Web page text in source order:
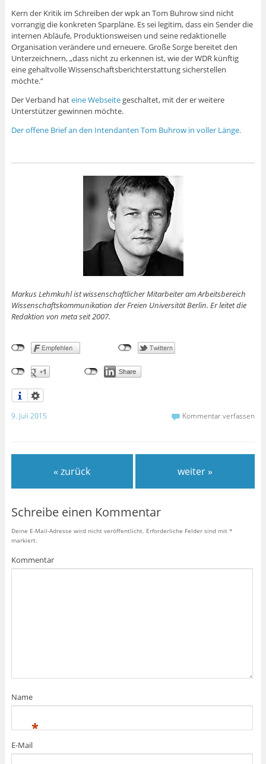
Kern der Kritik im Schreiben der wpk an Tom Buhrow sind nicht
vorrangig die konkreten Sparpläne. Es sei legitim, dass ein Sender die
internen Abläufe, Produktionsweisen und seine redaktionelle
Organisation verändere und erneuere. Große Sorge bereitet den
Unterzeichnern, „dass nicht zu erkennen ist, wie der WDR künftig
eine gehaltvolle Wissenschaftsberichterstattung sicherstellen
möchte.“
Der Verband hateine Webseitegeschaltet, mit der er weitere
Unterstützer gewinnen möchte.
Der offene Brief an den Intendanten Tom Buhrow in voller Länge.
Markus Lehmkuhl ist wissenschaftlicher Mitarbeiter am Arbeitsbereich
Wissenschaftskommunikation der Freien Universität Berlin. Er leitet die
Redaktion von meta seit 2007.
9. Juli 2015 Kommentar verfassen
« zurück weiter »
Schreibe einen Kommentar
Deine E-Mail-Adresse wird nicht veröffentlicht. Erforderliche Felder sind mit *
markiert.
Kommentar
Name
*
E-Mail